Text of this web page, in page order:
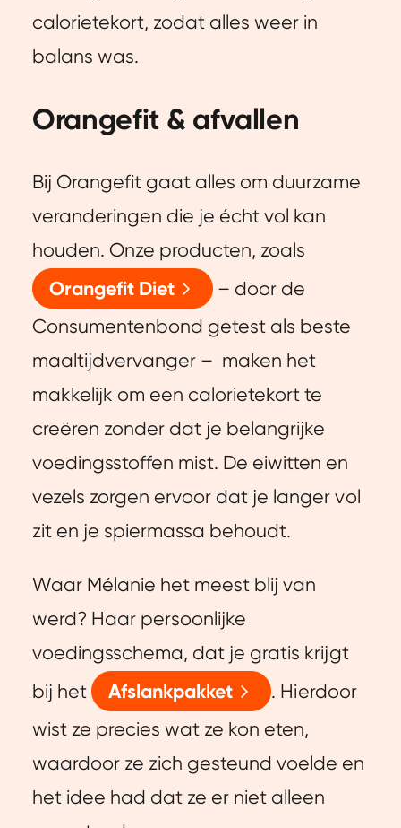
calorietekort, zodat alles weer in
balans was.
Orangefit & afvallen
Bij Orangefit gaat alles om duurzame
veranderingen die je écht vol kan
houden. Onze producten, zoals
Orangefit Diet
– door de
Consumentenbond getest als beste
maaltijdvervanger – maken het
makkelijk om een calorietekort te
creëren zonder dat je belangrijke
voedingsstoffen mist. De eiwitten en
vezels zorgen ervoor dat je langer vol
zit en je spiermassa behoudt.
Waar Mélanie het meest blij van
werd? Haar persoonlijke
voedingsschema, dat je gratis krijgt
bij het
Afslankpakket . Hierdoor
wist ze precies wat ze kon eten,
waardoor ze zich gesteund voelde en
het idee had dat ze er niet alleen